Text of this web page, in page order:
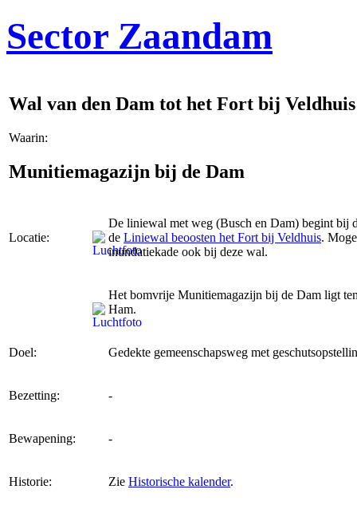
Sector Zaandam
Wal van den Dam tot het Fort bij Veldhuis
Waarin:
Munitiemagazijn bij de Dam
Locatie:
De liniewal met weg (Busch en Dam) begint bij
de Liniewal beoosten het Fort bij Veldhuis.
inundatiekade ook bij deze wal.
Het bomvrije Munitiemagazijn bij de Dam ligt
Ham.
Doel: Gedekte gemeenschapsweg met
Bezetting: -
Bewapening: -
Historie: Zie Historische kalender.